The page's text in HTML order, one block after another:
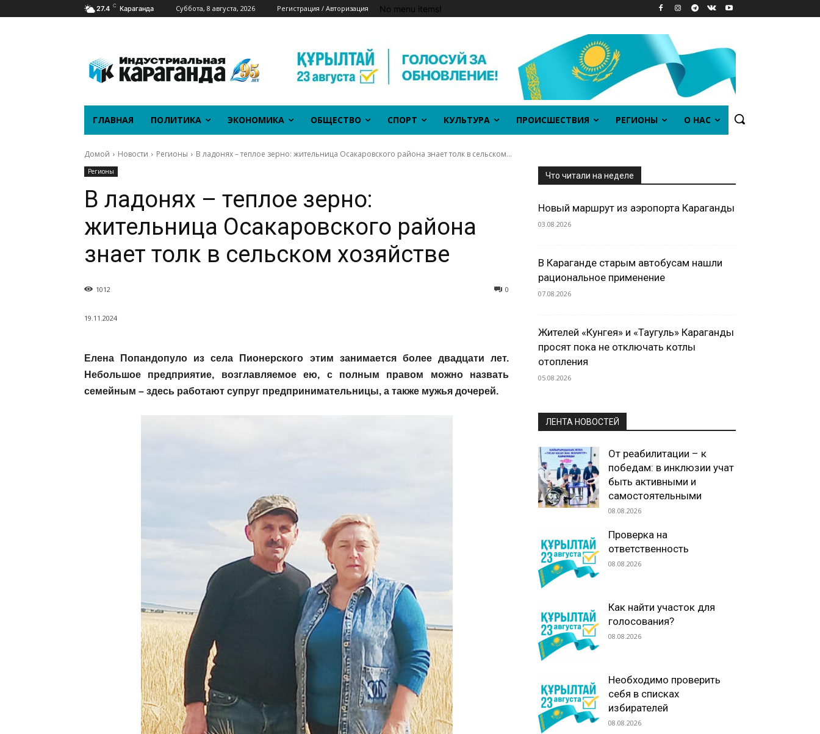
27.4 C Караганда Суббота, 8 августа, 2026 Регистрация / Авторизация No menu items!
ГЛАВНАЯ ПОЛИТИКА ЭКОНОМИКА ОБЩЕСТВО СПОРТ КУЛЬТУРА ПРОИСШЕСТВИЯ РЕГИОНЫ О НАС
Домой Новости Регионы В ладонях – теплое зерно: жительница Осакаровского района знает толк в сельском...
Регионы
В ладонях – теплое зерно:
жительница Осакаровского района
знает толк в сельском хозяйстве
0
1012
19.11.2024
Елена Попандопуло из села Пионерского этим занимается более двадцати лет.
Небольшое предприятие, возглавляемое ею, с полным правом можно назвать
семейным – здесь работают супруг предпринимательницы, а также мужья дочерей.
Что читали на неделе
Новый маршрут из аэропорта Караганды
03.08.2026
В Караганде старым автобусам нашли
рациональное применение
07.08.2026
Жителей «Кунгея» и «Таугуль» Караганды
просят пока не отключать котлы
отопления
05.08.2026
ЛЕНТА НОВОСТЕЙ
От реабилитации – к
победам: в инклюзии учат
быть активными и
самостоятельными
08.08.2026
Проверка на
ответственность
08.08.2026
Как найти участок для
голосования?
08.08.2026
Необходимо проверить
себя в списках
избирателей
08.08.2026